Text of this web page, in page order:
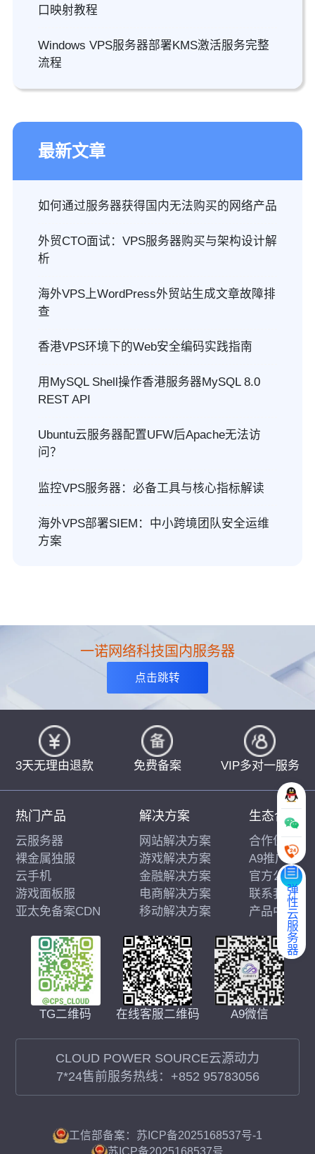
口映射教程
Windows VPS服务器部署KMS激活服务完整
流程
最新文章
如何通过服务器获得国内无法购买的网络产品
外贸CTO面试：VPS服务器购买与架构设计解
析
海外VPS上WordPress外贸站生成文章故障排
查
香港VPS环境下的Web安全编码实践指南
用MySQL Shell操作香港服务器MySQL 8.0
REST API
Ubuntu云服务器配置UFW后Apache无法访
问？
监控VPS服务器：必备工具与核心指标解读
海外VPS部署SIEM：中小跨境团队安全运维
方案
弹性云服务器
一诺网络科技国内服务器
点击跳转
3天无理由退款 免费备案 VIP多对一服务
TG二维码 在线客服二维码 A9微信
CLOUD POWER SOURCE云源动力
7*24售前服务热线： +852 95783056
热门产品
云服务器
裸金属独服
云手机
游戏面板服
亚太免备案CDN
解决方案
网站解决方案
游戏解决方案
金融解决方案
电商解决方案
移动解决方案
生态合作
合作伙伴
A9推广
官方公告
联系我们
产品中心
工信部备案：苏ICP备2025168537号-1
苏ICP备2025168537号